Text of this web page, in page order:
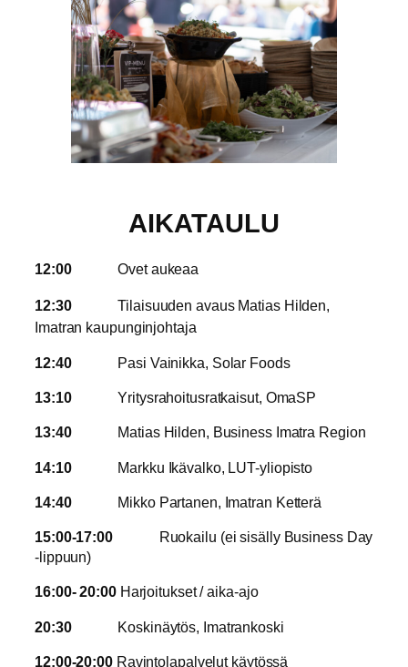
AIKATAULU
12:00Ovet aukeaa
12:30
Tilaisuuden avaus Matias Hilden,
Imatran kaupunginjohtaja
12:40 Pasi Vainikka, Solar Foods
13:10Yritysrahoitusratkaisut, OmaSP
13:40Matias Hilden, Business Imatra Region
14:10Markku Ikävalko, LUT-yliopisto
14:40Mikko Partanen, Imatran Ketterä
15:00-17:00
Ruokailu (ei sisälly Business Day
-lippuun)
16:00- 20:00Harjoitukset / aika-ajo
20:30 Koskinäytös, Imatrankoski
12:00-20:00Ravintolapalvelut käytössä